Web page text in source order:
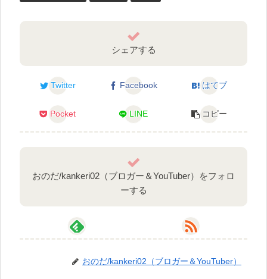
シェアする
Twitter Facebook はてブ
Pocket LINE コピー
おのだ/kankeri02（ブロガー＆YouTuber）をフォロ
ーする
おのだ/kankeri02（ブロガー＆YouTuber）